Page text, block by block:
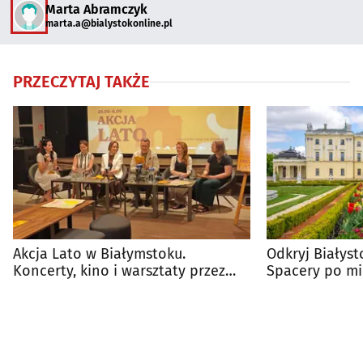
Marta Abramczyk
marta.a@bialystokonline.pl
PRZECZYTAJ TAKŻE
Akcja Lato w Białymstoku.
Koncerty, kino i warsztaty przez
Odkryj
Spacery po